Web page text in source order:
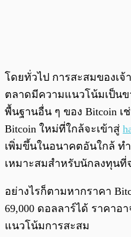
โดยทั่วไป การสะสมของเ
ตลาดมีความแนวโน้มเป็น
พื้นฐานอื่น ๆ ของ Bitcoin เ
Bitcoin ใหม่ที่ใกล้จะเข้าสู่
เพิ่มขึ้นในอนาคตอันใกล้ ทำ
เหมาะสมสำหรับนักลงทุนที่
อย่างไรก็ตามหากราคา
69,000 ดอลลาร์ได้ ราคาอ
แนวโน้มการสะสม